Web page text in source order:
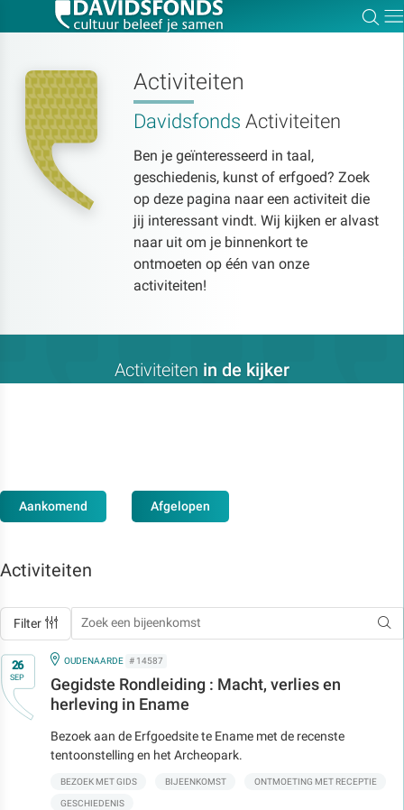
Activiteiten
Davidsfonds Activiteiten
Ben je geïnteresseerd in taal,
geschiedenis, kunst of erfgoed? Zoek
op deze pagina naar een activiteit die
jij interessant vindt. Wij kijken er alvast
naar uit om je binnenkort te
ontmoeten op één van onze
activiteiten!
Activiteiten in de kijker
Aankomend Afgelopen
Activiteiten
Filter
Op26
SEP
IN
OUDENAARDE # 14587
Gegidste Rondleiding : Macht, verlies en
herleving in Ename
Bezoek aan de Erfgoedsite te Ename met de recenste
tentoonstelling en het Archeopark.
BEZOEK MET GIDS BIJEENKOMST ONTMOETING MET RECEPTIE
GESCHIEDENIS
Zoek:
Zoeken